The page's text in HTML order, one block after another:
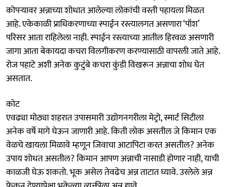
कोपऱ्यावर अन्नाच्या शोधात आलेल्या लोकांची वस्ती पहायला मिळत
आहे. एकेकाळी प्राधिकरणाच्या स्पाईन रस्त्यालगत असणारा ‘पॉश’
परिसर आता राहिलेला नाही. स्पाईन रस्त्याच्या आतील हिरवळ असणारी
जागा आता बेकायदा कचरा विलगीकरण करण्यासाठी वापरली जाते आहे.
रोज पहाटे अशी अनेक कुटुंबे कचरा कुंडी विखरून अन्नाचा शोध घेत
असतात.
कोट
एवढ्या मोठ्या शहरात उपासमारी उद्योगनगरीला मेट्रो, स्मार्ट सिटीला
अनेक वर्षे मागे घेऊन जाणारी आहे. किती लोक असतील जे किमान एक
वेळचे खायला मिळावे म्हणून जिवाचा आटापिटा करत असतील? अनेक
उपाय शोधत असतील? किमान आपण अन्नाची नासाडी होणार नाही, याची
काळजी घेऊ शकतो. भूक असेल तेवढेच अन्न ताटात घ्यावे. उरलेले अन्न